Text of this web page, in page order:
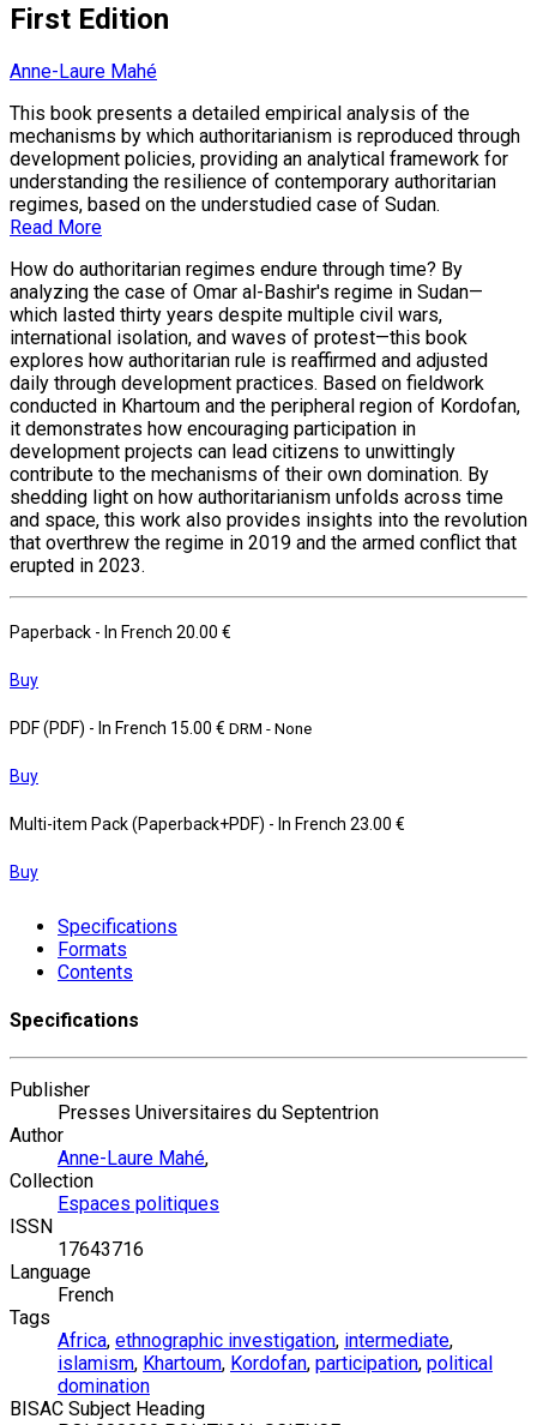
First Edition
Anne-Laure Mahé
This book presents a detailed empirical analysis of the
mechanisms by which authoritarianism is reproduced through
development policies, providing an analytical framework for
understanding the resilience of contemporary authoritarian
regimes, based on the understudied case of Sudan.
Read More
How do authoritarian regimes endure through time? By
analyzing the case of Omar al-Bashir's regime in Sudan—
which lasted thirty years despite multiple civil wars,
international isolation, and waves of protest—this book
explores how authoritarian rule is reaffirmed and adjusted
daily through development practices. Based on fieldwork
conducted in Khartoum and the peripheral region of Kordofan,
it demonstrates how encouraging participation in
development projects can lead citizens to unwittingly
contribute to the mechanisms of their own domination. By
shedding light on how authoritarianism unfolds across time
and space, this work also provides insights into the revolution
that overthrew the regime in 2019 and the armed conflict that
erupted in 2023.
Paperback - In French 20.00 €
Buy
PDF (PDF) - In French 15.00 € DRM - None
Buy
Multi-item Pack (Paperback+PDF) - In French 23.00 €
Buy
Specifications
Formats
Contents
Specifications
Publisher
Presses Universitaires du Septentrion
Author
Anne-Laure Mahé,
Collection
Espaces politiques
ISSN
17643716
Language
French
Tags
Africa, ethnographic investigation, intermediate,
islamism, Khartoum, Kordofan, participation, political
domination
BISAC Subject Heading